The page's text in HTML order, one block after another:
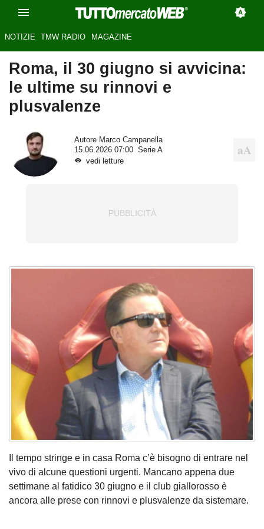
NOTIZIE TMW RADIO MAGAZINE
Roma, il 30 giugno si avvicina:
le ultime su rinnovi e
plusvalenze
Autore Marco Campanella
15.06.2026 07:00
Serie A
vedi letture
Il tempo stringe e in casa Roma c’è bisogno di entrare nel
vivo di alcune questioni urgenti. Mancano appena due
settimane al fatidico 30 giugno e il club giallorosso è
ancora alle prese con rinnovi e plusvalenze da sistemare.